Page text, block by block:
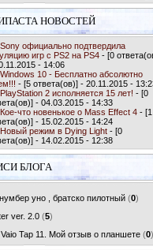
НОВОСТЕЙ
Sony официально подтвердила
игр с PS2 на PS4 - [0
- 14:06
Windows 10 - Бесплатно абсолютно
- [5 ответа(ов)] - 20.11.2015 -
PlayStation 2 исполняется 15 лет! - [0
- 04.03.2015 - 14:33
Кое-что новенькое о Mass Effect 4 - [1
- 15.02.2015 - 14:24
Новый режим в Dying Light - [0
- 14.02.2015 - 12:38
БЛОГА
уно , братско пилотный (0)
ver. 2.0 (5)
Tap 11. Мой отзыв о планшете (0)